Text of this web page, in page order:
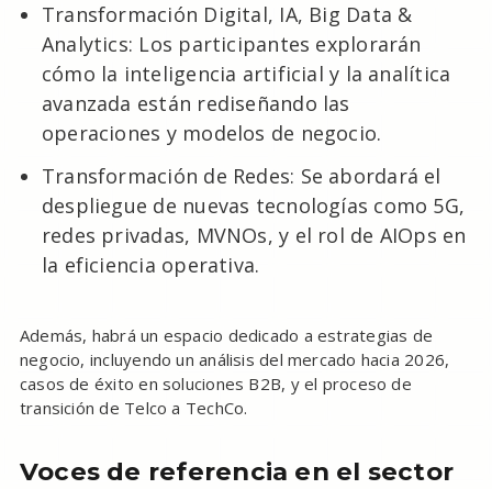
Transformación Digital, IA, Big Data &
Analytics: Los participantes explorarán
cómo la inteligencia artificial y la analítica
avanzada están rediseñando las
operaciones y modelos de negocio.
Transformación de Redes: Se abordará el
despliegue de nuevas tecnologías como 5G,
redes privadas, MVNOs, y el rol de AIOps en
la eficiencia operativa.
Además, habrá un espacio dedicado a estrategias de
negocio, incluyendo un análisis del mercado hacia 2026,
casos de éxito en soluciones B2B, y el proceso de
transición de Telco a TechCo.
Voces de referencia en el sector